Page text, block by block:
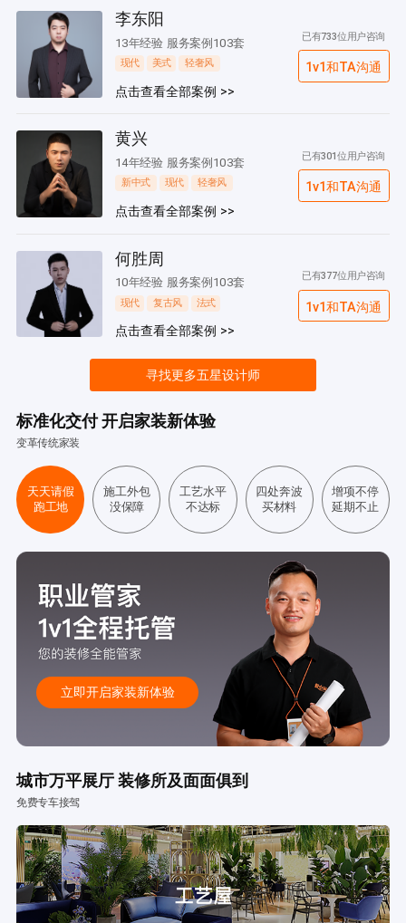
李东阳
13年经验 服务案例103套
现代 美式 轻奢风
点击查看全部案例 >>
已有733位用户咨询
1v1和TA沟通
黄兴
14年经验 服务案例103套
新中式 现代 轻奢风
点击查看全部案例 >>
已有301位用户咨询
1v1和TA沟通
何胜周
10年经验 服务案例103套
现代 复古风 法式
点击查看全部案例 >>
已有377位用户咨询
1v1和TA沟通
寻找更多五星设计师
标准化交付 开启家装新体验
变革传统家装
天天请假
跑工地
施工外包
没保障
工艺水平
不达标
四处奔波
买材料
增项不停
延期不止
立即开启家装新体验
城市万平展厅 装修所及面面俱到
免费专车接驾